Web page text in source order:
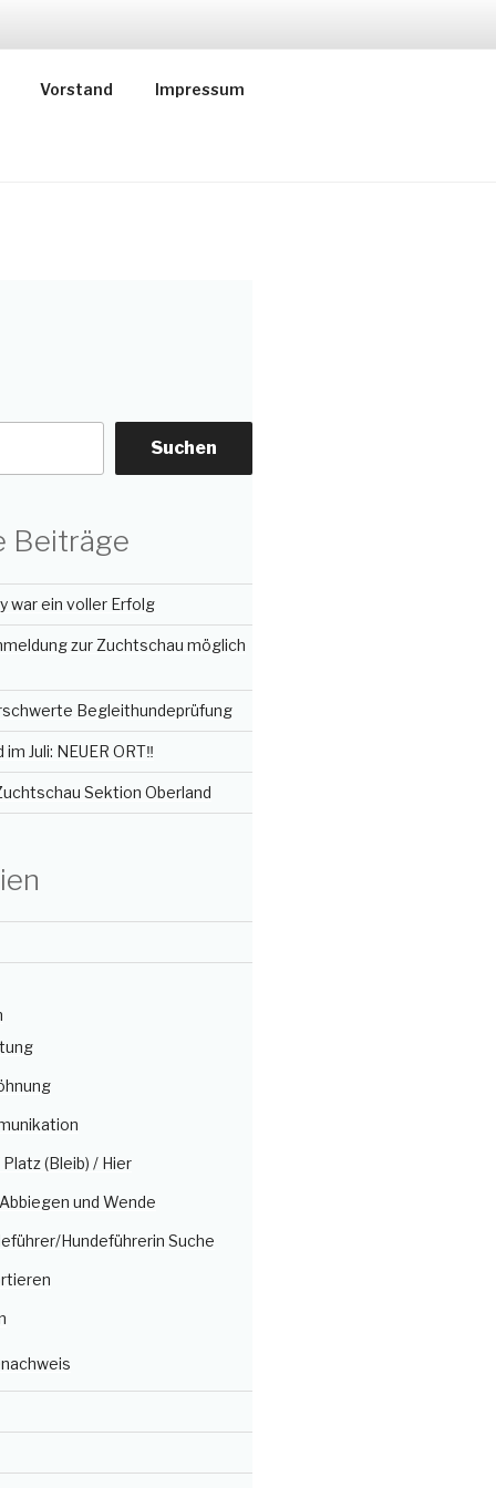
Vorstand Impressum
Suchen
Beiträge
war ein voller Erfolg
zur Zuchtschau möglich
Begleithundeprüfung
Juli: NEUER ORT‼️
Sektion Oberland
Platz (Bleib) / Hier
und Wende
Hundeführerin Suche